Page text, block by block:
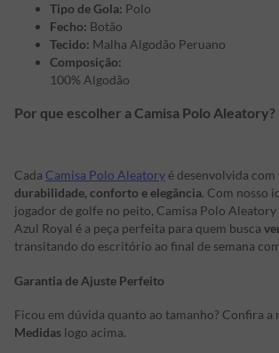
Tipo de Gola: Polo
Fecho: Botão
Tecido: Malha Algodão Peruano
Composição:
100% Algodão
Por que escolher a Camisa Polo Aleatory?
Cada Camisa Polo Aleatory é desenvolvida com
durabilidade, conforto e elegância. Com nosso
jogador de golfe no peito, Camisa Polo Aleatory
Azul Royal é a peça perfeita para quem busca
transitando do escritório ao final de semana
Garantia de Ajuste Perfeito
Ficou em dúvida quanto ao tamanho? Confira a
Medidas logo acima.